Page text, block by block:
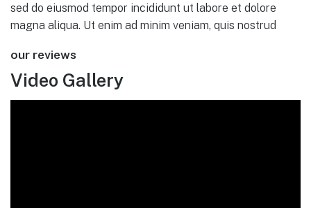
sed do eiusmod tempor incididunt ut labore et dolore
magna aliqua. Ut enim ad minim veniam, quis nostrud
our reviews
Video Gallery